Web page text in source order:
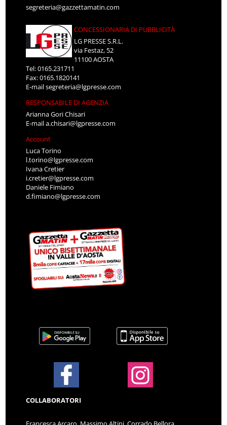
segreteria@gazzettamatin.com
CONCESSIONARIA DI PUBBLICITÀ
LG PRESSE S.R.L.
via Festaz, 52
11100 AOSTA
Tel: 0165.231711
Fax: 0165.1820141
E-mailsegreteria@lgpresse.com
RESPONSABILE DI AGENZIA
Arianna Gori Chisari
E-maila.chisari@lgpresse.com
Account
Luca Torino
l.torino@lgpresse.com
Ivana Cretier
i.cretier@lgpresse.com
Daniele Fimiano
d.fimiano@lgpresse.com
COLLABORATORI